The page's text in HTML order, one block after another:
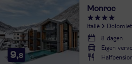
9,8
Monroc
Italië
8 dagen
Eigen